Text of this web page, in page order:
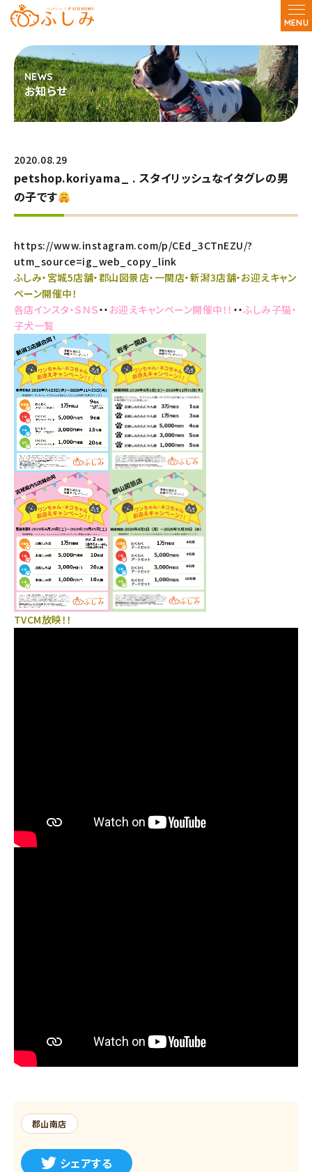
MENU
お知らせ
2020.08.29
petshop.koriyama_ . スタイリッシュなイタグレの男
の子です
https://www.instagram.com/p/CEd_3CTnEZU/?
utm_source=ig_web_copy_link
ふしみ・宮城5店舗・郡山図景店・一関店・新潟3店舗・お迎えキャン
ペーン開催中！
各店インスタ・ＳＮＳ・・ お迎えキャンペーン開催中！！ ・・ふしみ子猫・
子犬一覧
TVCM放映！！
郡山南店
シェアする